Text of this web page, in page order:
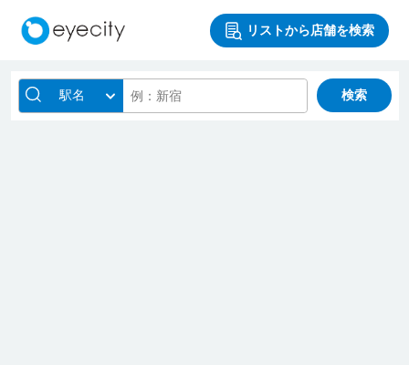
リストから店舗を検索
駅名 検索